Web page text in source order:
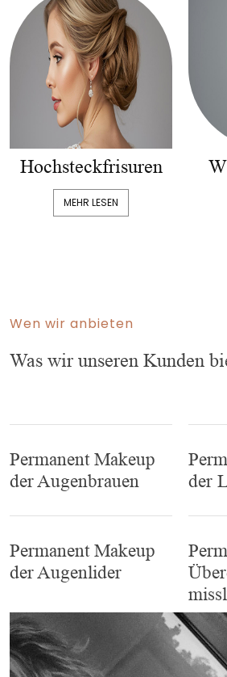
Hochsteckfrisuren
MEHR LESEN
Wen wir anbieten
Was wir unseren Kunden
Permanent Makeup
der Augenbrauen
der
Permanent Makeup
der Augenlider